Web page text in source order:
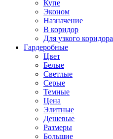
Купе
Эконом
Назначение
В коридор
Для узкого коридора
Гардеробные
Цвет
Белые
Светлые
Серые
Темные
Цена
Элитные
Дешевые
Размеры
Большие